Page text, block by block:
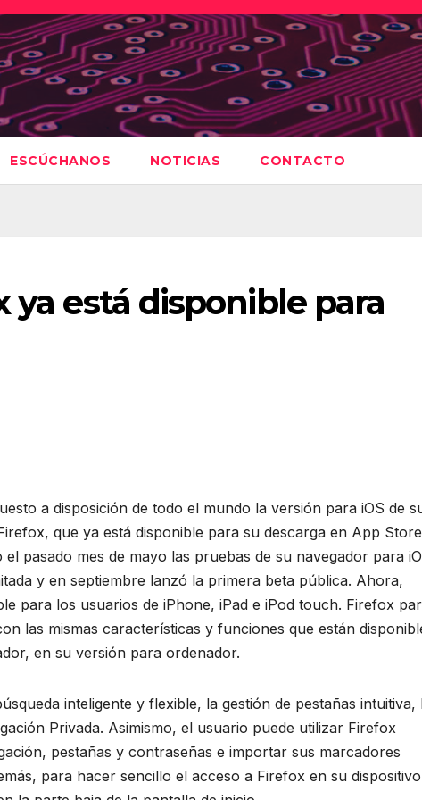
ESCÚCHANOS NOTICIAS CONTACTO
ya está disponible para
a disposición de todo el mundo la versión para iOS de
que ya está disponible para su descarga en App
el pasado mes de mayo las pruebas de su navegador para
y en septiembre lanzó la primera beta pública. Ahora,
para los usuarios de iPhone, iPad e iPod touch. Firefox
las mismas características y funciones que están
en su versión para ordenador.
inteligente y flexible, la gestión de pestañas intuitiva,
Privada. Asimismo, el usuario puede utilizar Firefox
pestañas y contraseñas e importar sus marcadores
para hacer sencillo el acceso a Firefox en su dispositivo